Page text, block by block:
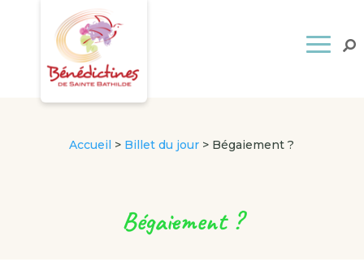
Accueil > Billet du jour > Bégaiement ?
Bégaiement ?